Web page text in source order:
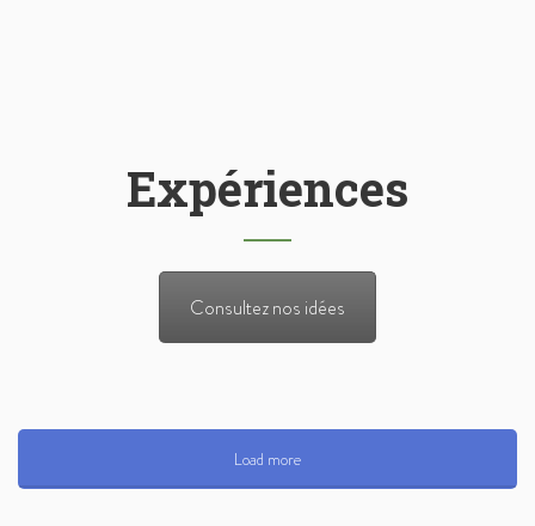
Expériences
Consultez nos idées
Load more